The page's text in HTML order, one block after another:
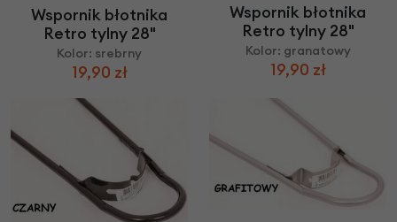
Wspornik błotnika
Retro tylny 28"
Kolor: srebrny
19,90 zł
Wspornik błotnika
Retro tylny 28"
Kolor: granatowy
19,90 zł